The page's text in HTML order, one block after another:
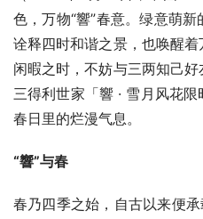
色，万物“響”春意。绿意萌
诠释四时和谐之景，也唤醒
闲暇之时，不妨与三两知己
三得利世家「響 · 雪月风花
春日里的烂漫气息。
“響”与春
春乃四季之始，自古以来便